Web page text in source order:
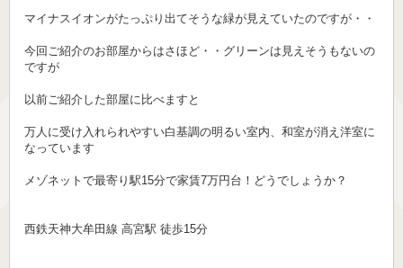
マイナスイオンがたっぷり出てそうな緑が見えていたのですが・・
今回ご紹介のお部屋からはさほど・・グリーンは見えそうもないの
ですが
以前ご紹介した部屋に比べますと
万人に受け入れられやすい白基調の明るい室内、和室が消え洋室に
なっています
メゾネットで最寄り駅15分で家賃7万円台！どうでしょうか？
西鉄天神大牟田線 高宮駅 徒歩15分